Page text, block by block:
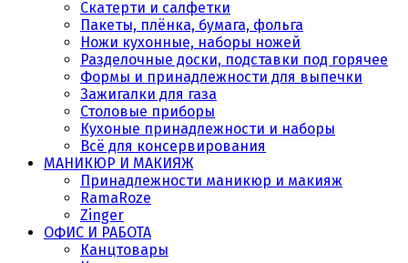
Скатерти и салфетки
Пакеты, плёнка, бумага, фольга
Ножи кухонные, наборы ножей
Разделочные доски, подставки под горячее
Формы и принадлежности для выпечки
Зажигалки для газа
Столовые приборы
Кухоные принадлежности и наборы
Всё для консервирования
МАНИКЮР И МАКИЯЖ
Принадлежности маникюр и макияж
RamaRoze
Zinger
ОФИС И РАБОТА
Канцтовары